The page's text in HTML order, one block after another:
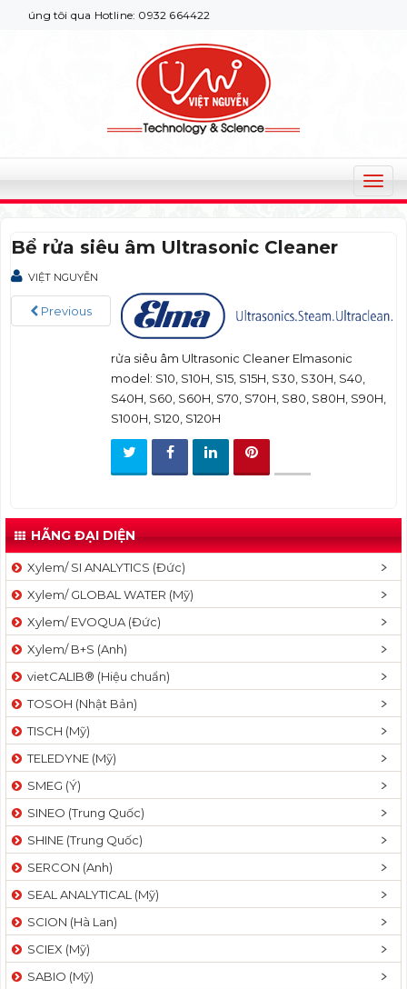
tôi qua Hotline: 0932 664422
T
o
a
a
Bể rửa siêu âm Ultrasonic Cleaner
VIỆT NGUYỄN
Previous
rửa siêu âm Ultrasonic Cleaner Elmasonic
model: S10, S10H, S15, S15H, S30, S30H, S40,
S40H, S60, S60H, S70, S70H, S80, S80H, S90H,
S100H, S120, S120H
HÃNG ĐẠI DIỆN
Xylem/ SI ANALYTICS (Đức)
Xylem/ GLOBAL WATER (Mỹ)
Xylem/ EVOQUA (Đức)
Xylem/ B+S (Anh)
vietCALIB® (Hiệu chuẩn)
TOSOH (Nhật Bản)
TISCH (Mỹ)
TELEDYNE (Mỹ)
SMEG (Ý)
SINEO (Trung Quốc)
SHINE (Trung Quốc)
SERCON (Anh)
SEAL ANALYTICAL (Mỹ)
SCION (Hà Lan)
SCIEX (Mỹ)
SABIO (Mỹ)